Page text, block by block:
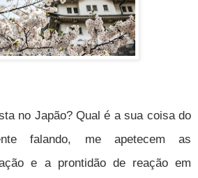
no Japão? Qual é a sua coisa do
falando, me apetecem as
e a prontidão de reação em